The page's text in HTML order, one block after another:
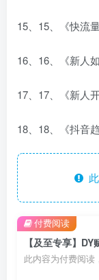
15、15、《快流
16、16、《新人
17、17、《新人
18、18、《抖音
此
此内容为付费阅读
付费阅读